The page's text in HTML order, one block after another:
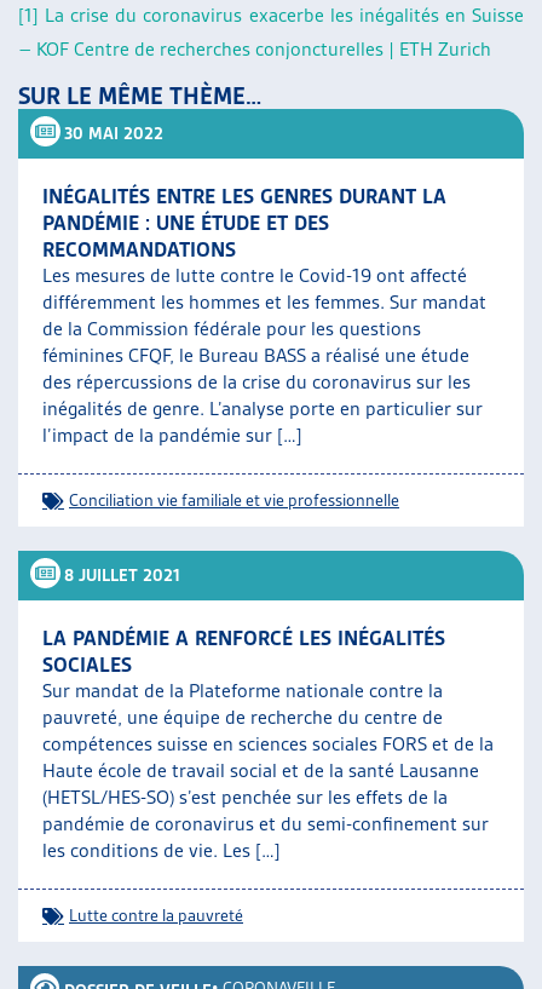
[1] La crise du coronavirus exacerbe les inégalités en Suisse
– KOF Centre de recherches conjoncturelles | ETH Zurich
SUR LE MÊME THÈME…
30 MAI 2022
INÉGALITÉS ENTRE LES GENRES DURANT LA
PANDÉMIE : UNE ÉTUDE ET DES
RECOMMANDATIONS
Les mesures de lutte contre le Covid-19 ont affecté
différemment les hommes et les femmes. Sur mandat
de la Commission fédérale pour les questions
féminines CFQF, le Bureau BASS a réalisé une étude
des répercussions de la crise du coronavirus sur les
inégalités de genre. L’analyse porte en particulier sur
l’impact de la pandémie sur […]
Conciliation vie familiale et vie professionnelle
8 JUILLET 2021
LA PANDÉMIE A RENFORCÉ LES INÉGALITÉS
SOCIALES
Sur mandat de la Plateforme nationale contre la
pauvreté, une équipe de recherche du centre de
compétences suisse en sciences sociales FORS et de la
Haute école de travail social et de la santé Lausanne
(HETSL/HES-SO) s’est penchée sur les effets de la
pandémie de coronavirus et du semi-confinement sur
les conditions de vie. Les […]
Lutte contre la pauvreté